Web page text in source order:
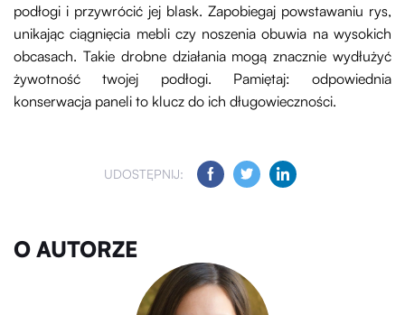
podłogi i przywrócić jej blask. Zapobiegaj powstawaniu rys,
unikając ciągnięcia mebli czy noszenia obuwia na wysokich
obcasach. Takie drobne działania mogą znacznie wydłużyć
żywotność twojej podłogi. Pamiętaj: odpowiednia
konserwacja paneli to klucz do ich długowieczności.
UDOSTĘPNIJ:
O AUTORZE